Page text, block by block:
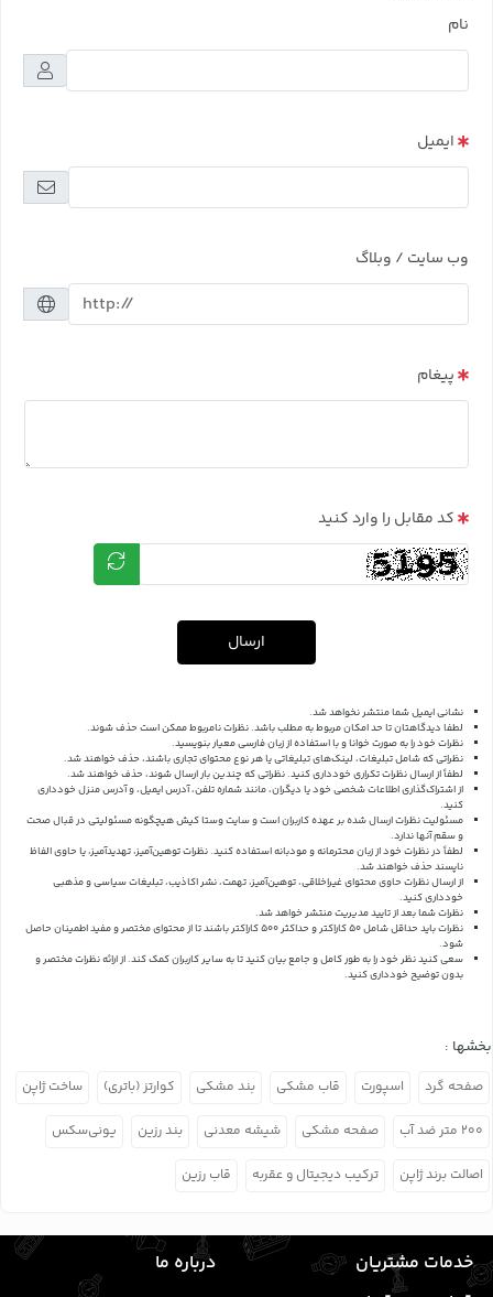
نام
ایمیل
وب سایت / وبلاگ
پیغام
کد مقابل را وارد کنید
ارسال
نشانی ایمیل شما منتشر نخواهد شد.
لطفا دیدگاهتان تا حد امکان مربوط به مطلب باشد. نظرات نامربوط ممکن است حذف شوند.
نظرات خود را به صورت خوانا و با استفاده از زبان فارسی معیار بنویسید.
نظراتی که شامل تبلیغات، لینک‌های تبلیغاتی یا هر نوع محتوای تجاری باشند، حذف خواهند شد.
لطفاً از ارسال نظرات تکراری خودداری کنید. نظراتی که چندین بار ارسال شوند، حذف خواهند شد.
از اشتراک‌گذاری اطلاعات شخصی خود یا دیگران، مانند شماره تلفن، آدرس ایمیل، و آدرس منزل خودداری
کنید.
مسئولیت نظرات ارسال شده بر عهده کاربران است و سایت وستا کیش هیچگونه مسئولیتی در قبال صحت
و سقم آنها ندارد.
لطفاً در نظرات خود از زبان محترمانه و مودبانه استفاده کنید. نظرات توهین‌آمیز، تهدیدآمیز، یا حاوی الفاظ
ناپسند حذف خواهند شد.
از ارسال نظرات حاوی محتوای غیراخلاقی، توهین‌آمیز، تهمت، نشر اکاذیب، تبلیغات سیاسی و مذهبی
خودداری کنید.
نظرات شما بعد از تایید مدیریت منتشر خواهد شد.
نظرات باید حداقل شامل 50 کاراکتر و حداکثر 500 کاراکتر باشند تا از محتوای مختصر و مفید اطمینان حاصل
شود.
سعی کنید نظر خود را به طور کامل و جامع بیان کنید تا به سایر کاربران کمک کند.از ارائه نظرات مختصر و
بدون توضیح خودداری کنید.
بخشها :
صفحه گرد اسپورت قاب مشکی بند مشکی کوارتز (باتری) ساخت ژاپن
۲۰۰ متر ضد آب صفحه مشکی شیشه معدنی بند رزین یونی‌سکس
اصالت برند ژاپن ترکیب دیجیتال و عقربه قاب رزین
خدمات مشتریان
درباره ما